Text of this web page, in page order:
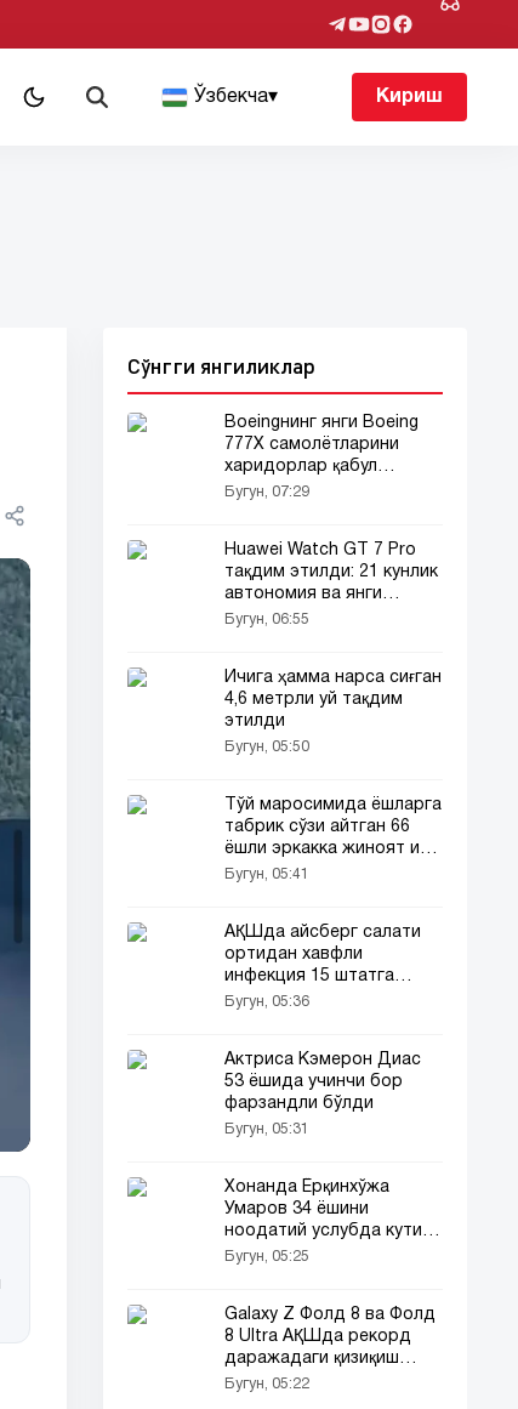
Ўзбекча▾ Кириш
Сўнгги янгиликлар
Boeingнинг янги Boeing
777X самолётларини
харидорлар қабул
қилмаяпти
Бугун, 07:29
Huawei Watch GT 7 Pro
тақдим этилди: 21 кунлик
автономия ва янги
функциялар
Бугун, 06:55
Ичига ҳамма нарса сиғган
4,6 метрли уй тақдим
этилди
Бугун, 05:50
Тўй маросимида ёшларга
табрик сўзи айтган 66
ёшли эркакка жиноят иши
очилди
Бугун, 05:41
АҚШда айсберг салати
ортидан хавфли
инфекция 15 штатга
ёйилди!
Бугун, 05:36
Актриса Кэмерон Диас
53 ёшида учинчи бор
фарзандли бўлди
Бугун, 05:31
Хонанда Ёрқинхўжа
Умаров 34 ёшини
ноодатий услубда кутиб
олди!
Бугун, 05:25
Galaxy Z Фолд 8 ва Фолд
8 Ultra АҚШда рекорд
даражадаги қизиқиш
уйғотди
Бугун, 05:22